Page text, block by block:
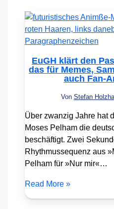
EuGH klärt den
das für Memes,
auch Fan-
Von Stefan
Über zwanzig Jahre hat
Moses Pelham die
beschäftigt. Zwei
Rhythmussequenz aus
Pelham für »Nur mir«…
Read More »